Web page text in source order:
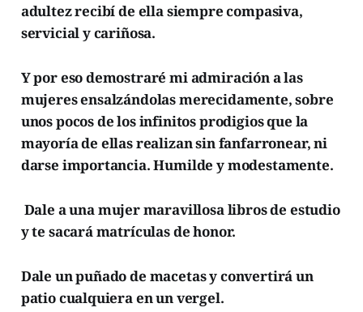
adultez recibí de ella siempre compasiva,
servicial y cariñosa.
Y por eso demostraré mi admiración a las
mujeres ensalzándolas merecidamente, sobre
unos pocos de los infinitos prodigios que la
mayoría de ellas realizan sin fanfarronear, ni
darse importancia. Humilde y modestamente.
Dale a una mujer maravillosa libros de estudio
y te sacará matrículas de honor.
Dale un puñado de macetas y convertirá un
patio cualquiera en un vergel.